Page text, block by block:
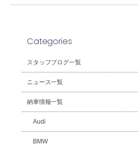
Categories
スタッフブログ一覧
ニュース一覧
納車情報一覧
Audi
BMW